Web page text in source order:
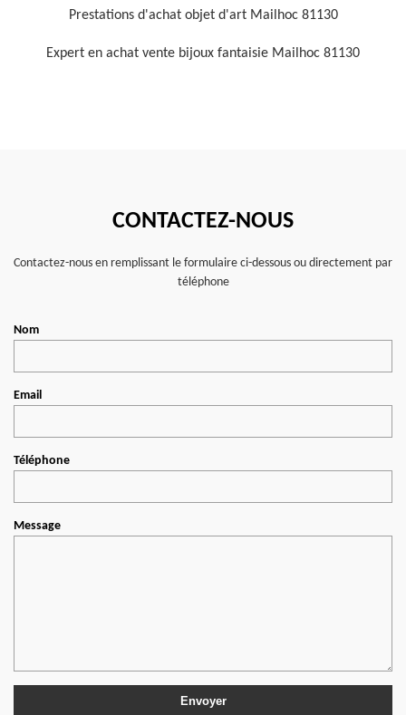
Prestations d'achat objet d'art Mailhoc 81130
Expert en achat vente bijoux fantaisie Mailhoc 81130
CONTACTEZ-NOUS
Contactez-nous en remplissant le formulaire ci-dessous ou directement par
téléphone
Nom
Email
Téléphone
Message